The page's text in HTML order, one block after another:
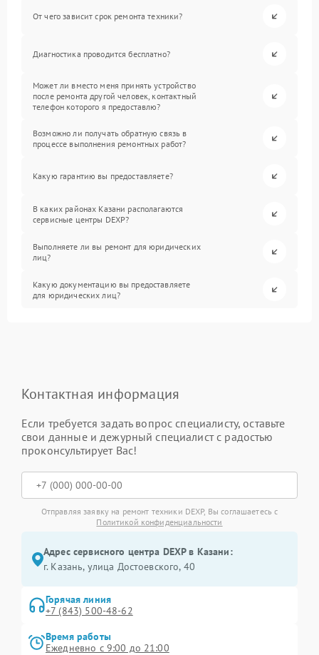
От чего зависит срок ремонта техники?
Диагностика проводится бесплатно?
Может ли вместо меня принять устройство
после ремонта другой человек, контактный
телефон которого я предоставлю?
Возможно ли получать обратную связь в
процессе выполнения ремонтных работ?
Какую гарантию вы предоставляете?
В каких районах Казани располагаются
сервисные центры DEXP?
Выполняете ли вы ремонт для юридических
лиц?
Какую документацию вы предоставляете
для юридических лиц?
Контактная информация
Если требуется задать вопрос специалисту, оставьте
свои данные и дежурный специалист с радостью
проконсультирует Вас!
Отправляя заявку на ремонт техники DEXP, Вы соглашаетесь с
Политикой конфиденциальности
Адрес сервисного центра DEXP в Казани:
г. Казань, улица Достоевского, 40
Горячая линия
+7 (843) 500-48-62
Время работы
Ежедневно с 9:00 до 21:00